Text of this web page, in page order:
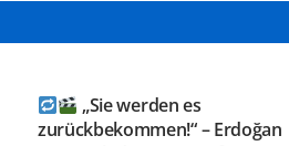
TELEGRAM KANAL
„Sie werden es
zurückbekommen!“ – Erdoğan